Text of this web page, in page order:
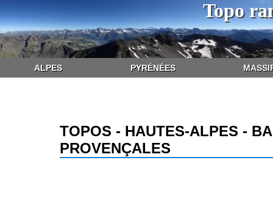
Topo
ALPES PYRÉNÉES
TOPOS - HAUTES-ALPES -
PROVENÇALES